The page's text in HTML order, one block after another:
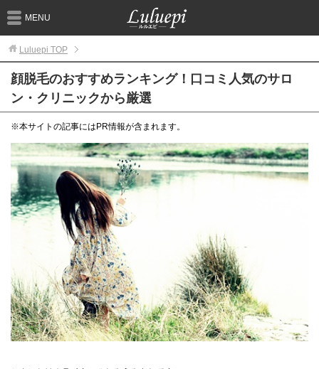
MENU
Luluepi TOP
顔脱毛のおすすめランキング！口コミ人気のサロ
ン・クリニックから厳選
※本サイトの記事にはPR情報が含まれます。